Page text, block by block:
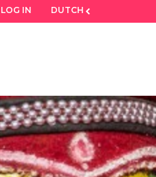
LOG IN DUTCH